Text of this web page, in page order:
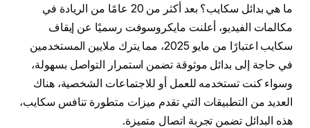
ما هي بدائل سكايب؟ بعد أكثر من 20 عامًا من الريادة في
مكالمات الفيديو، أعلنت مايكروسوفت رسميًا عن إيقاف
سكايب اعتبارًا من مايو 2025، مما يترك ملايين المستخدمين
في حاجة إلى بدائل موثوقة تضمن استمرار التواصل بسهولة،
وسواء كنت تستخدمه للعمل أو للاجتماعات الشخصية، هناك
العديد من التطبيقات التي تقدم ميزات متطورة تنافس سكايب،
هذه البدائل تضمن تجربة اتصال متميزة.